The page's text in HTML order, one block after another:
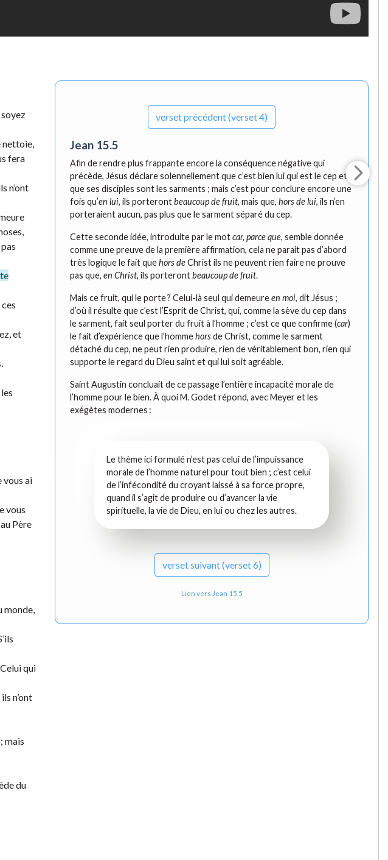
soyez
nettoie,
fera
n’ont
et
vous ai
vous
Père
monde,
qui
n’ont
mais
du
versetprécédent (verset 4)
Jean 15.5
Afin de rendre plus frappante encore la conséquence négative qui
précède, Jésus déclare solennellement que c’est bien lui qui est le cep et
que ses disciples sont les sarments ; mais c’est pour conclure encore une
fois qu’en lui, ils porterontbeaucoup de fruit, mais que,hors de lui, ils n’en
porteraient aucun, pas plus que le sarment séparé du cep.
Cette seconde idée, introduite par le motcar, parce que, semble donnée
comme une preuve de la première affirmation, cela ne parait pas d’abord
très logique le fait quehors deChrist ils ne peuvent rien faire ne prouve
pas que,en Christ, ils porterontbeaucoup de fruit.
Mais ce fruit, qui le porte ? Celui-là seul qui demeureen moi, dit Jésus ;
d’où il résulte que c’est l’Esprit de Christ, qui, comme la sève du cep dans
le sarment, fait seul porter du fruit à l’homme ; c’est ce que confirme (car)
le fait d’expérience que l’hommehorsde Christ, comme le sarment
détaché du cep, ne peut rien produire, rien de véritablement bon, rien qui
supporte le regard du Dieu saint et qui lui soit agréable.
Saint Augustin concluait de ce passage l’entière incapacité morale de
l’homme pour le bien. À quoi M. Godet répond, avec Meyer et les
exégètes modernes :
Le thème ici formulé n’est pas celui de l’impuissance
morale de l’homme naturel pour tout bien ; c’est celui
de l’infécondité du croyant laissé à sa force propre,
quand il s’agit de produire ou d’avancer la vie
spirituelle, la vie de Dieu, en lui ou chez les autres.
versetsuivant (verset 6)
Lien vers Jean 15.5